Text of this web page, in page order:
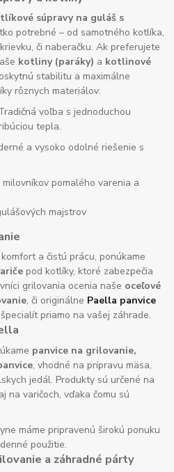
súpravy na guláš s
potrebné – od samotného kotlíka,
či naberačku. Ak preferujete
kotliny (paráky) a kotlinové
stabilitu a maximálne
rôznych materiálov:
voľba s jednoduchou
tepla.
a vysoko odolné riešenie s
milovníkov pomalého varenia a
majstrov
a čistú prácu, ponúkame
pod kotlíky, ktoré zabezpečia
grilovania ocenia naše oceľové
, či originálne Paella panvice
priamo na vašej záhrade.
panvice na grilovanie,
, vhodné na prípravu mäsa,
jedál. Produkty sú určené na
na varičoch, vďaka čomu sú
máme pripravenú širokú ponuku
použitie.
a záhradné párty